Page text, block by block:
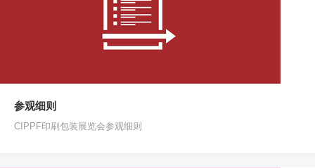
参观细则
CIPPF印刷包装展览会参观细则